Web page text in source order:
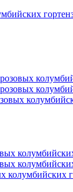
колумбийских